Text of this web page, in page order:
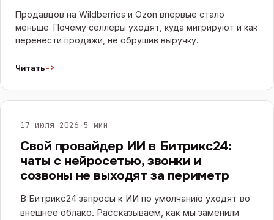
Продавцов на Wildberries и Ozon впервые стало
меньше. Почему селлеры уходят, куда мигрируют и как
перенести продажи, не обрушив выручку.
Читать->
ИИ И ЧАТ-БОТЫ
17 июля 2026 ·5 мин
Свой провайдер ИИ в Битрикс24:
чаты с нейросетью, звонки и
созвоны не выходят за периметр
В Битрикс24 запросы к ИИ по умолчанию уходят во
внешнее облако. Рассказываем, как мы заменили